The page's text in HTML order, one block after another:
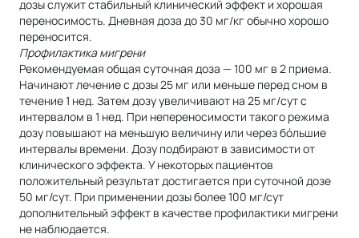
дозы служит стабильный клинический эффект и хорошая
переносимость. Дневная доза до 30 мг/кг обычно хорошо
переносится.
Профилактика мигрени
Рекомендуемая общая суточная доза — 100 мг в 2 приема.
Начинают лечение с дозы 25 мг или меньше перед сном в
течение 1 нед. Затем дозу увеличивают на 25 мг/cут с
интервалом в 1 нед. При непереносимости такого режима
дозу повышают на меньшую величину или через бóльшие
интервалы времени. Дозу подбирают в зависимости от
клинического эффекта. У некоторых пациентов
положительный результат достигается при суточной дозе
50 мг/сут. При применении дозы более 100 мг/сут
дополнительный эффект в качестве профилактики мигрени
не наблюдается.